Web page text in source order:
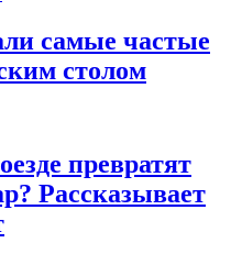
самые частые
столом
превратят
Рассказывает